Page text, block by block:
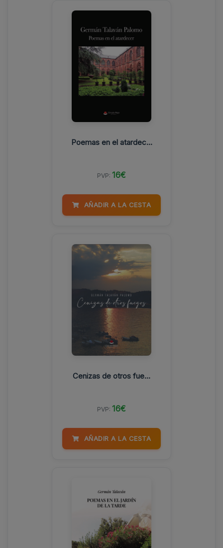
Poemas en el atardec...
PVP: 16€
AÑADIR A LA CESTA
Cenizas de otros fue...
PVP: 16€
AÑADIR A LA CESTA